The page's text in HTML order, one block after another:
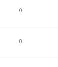
0
0